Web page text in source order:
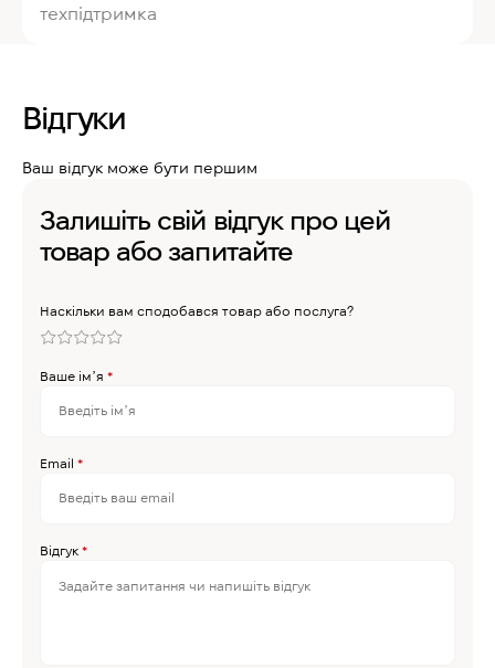
техпідтримка
Відгуки
Ваш відгук може бути першим
Залишіть свій відгук про цей
товар або запитайте
Наскільки вам сподобався товар або послуга?
Ваше імʼя *
Email *
Відгук *